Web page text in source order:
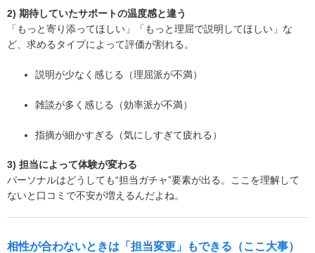
2) 期待していたサポートの温度感と違う
「もっと寄り添ってほしい」「もっと理屈で説明してほしい」な
ど、求めるタイプによって評価が割れる。
説明が少なく感じる（理屈派が不満）
雑談が多く感じる（効率派が不満）
指摘が細かすぎる（気にしすぎて疲れる）
3) 担当によって体験が変わる
パーソナルはどうしても“担当ガチャ”要素が出る。ここを理解して
ないと口コミで不安が増えるんだよね。
相性が合わないときは「担当変更」もできる（ここ大事）